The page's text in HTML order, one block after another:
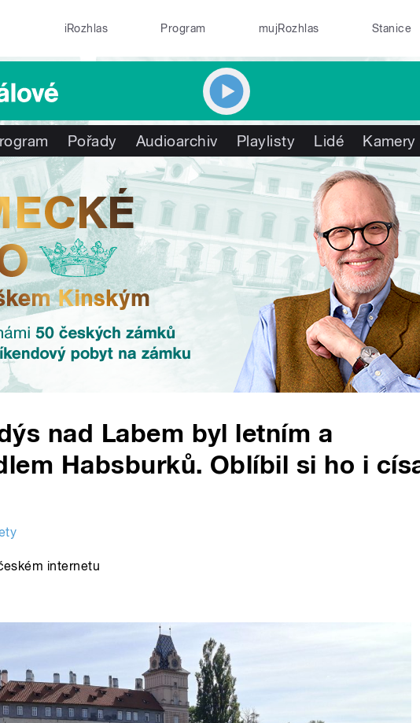
iRozhlas Program mujRozhlas Stanice
Pořady Audioarchiv Playlisty Lidé Kamery
nad Labem byl letním a
Habsburků. Oblíbil si ho i
internetu